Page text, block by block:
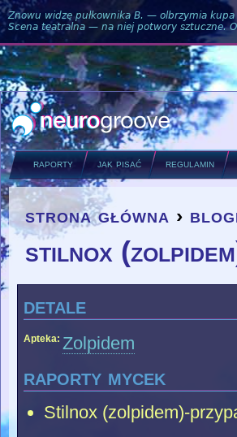
Znowu widzę pułkownika B. — olbrzymia kupa
Scena teatralna — na niej potwory sztuczne.
raporty jak pisać regulamin
you are here
strona główna ›
stilnox
detale
Apteka: Zolpidem
raporty mycek
Stilnox (zolpidem)-